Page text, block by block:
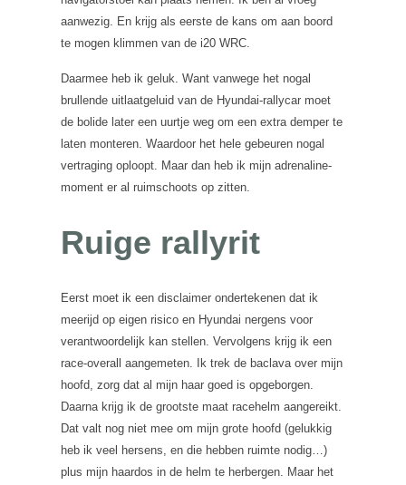
aanwezig. En krijg als eerste de kans om aan boord
te mogen klimmen van de i20 WRC.
Daarmee heb ik geluk. Want vanwege het nogal
brullende uitlaatgeluid van de Hyundai-rallycar moet
de bolide later een uurtje weg om een extra demper te
laten monteren. Waardoor het hele gebeuren nogal
vertraging oploopt. Maar dan heb ik mijn adrenaline-
moment er al ruimschoots op zitten.
Ruige rallyrit
Eerst moet ik een disclaimer ondertekenen dat ik
meerijd op eigen risico en Hyundai nergens voor
verantwoordelijk kan stellen. Vervolgens krijg ik een
race-overall aangemeten. Ik trek de baclava over mijn
hoofd, zorg dat al mijn haar goed is opgeborgen.
Daarna krijg ik de grootste maat racehelm aangereikt.
Dat valt nog niet mee om mijn grote hoofd (gelukkig
heb ik veel hersens, en die hebben ruimte nodig…)
plus mijn haardos in de helm te herbergen. Maar het